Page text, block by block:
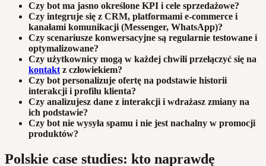
Czy bot ma jasno określone KPI i cele sprzedażowe?
Czy integruje się z CRM, platformami e-commerce i
kanałami komunikacji (Messenger, WhatsApp)?
Czy scenariusze konwersacyjne są regularnie testowane i
optymalizowane?
Czy użytkownicy mogą w każdej chwili przełączyć się na
kontakt z człowiekiem?
Czy bot personalizuje ofertę na podstawie historii
interakcji i profilu klienta?
Czy analizujesz dane z interakcji i wdrażasz zmiany na
ich podstawie?
Czy bot nie wysyła spamu i nie jest nachalny w promocji
produktów?
Polskie case studies: kto naprawdę